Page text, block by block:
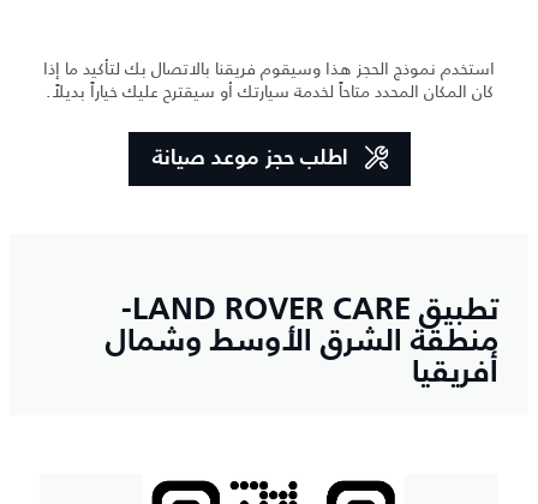
استخدم نموذج الحجز هذا وسيقوم فريقنا بالاتصال بك لتأكيد ما إذا
كان المكان المحدد متاحاً لخدمة سيارتك أو سيقترح عليك خياراً بديلاً.
اطلب حجز موعد صيانة
تطبيق LAND ROVER CARE-
منطقة الشرق الأوسط وشمال
أفريقيا